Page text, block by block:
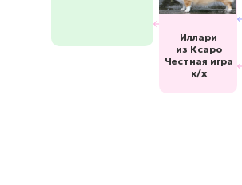
Иллари
из Ксаро
Честная игра
к/х